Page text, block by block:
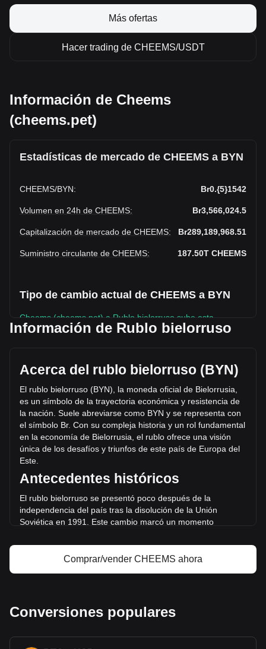
Más ofertas
Hacer trading de CHEEMS/USDT
Información de Cheems
(cheems.pet)
Estadísticas de mercado de CHEEMS a BYN
CHEEMS/BYN: Br0.{5}1542
Volumen en 24h de CHEEMS: Br3,566,024.5
Capitalización de mercado de CHEEMS: Br289,189,968.51
Suministro circulante de CHEEMS: 187.50T CHEEMS
Tipo de cambio actual de CHEEMS a BYN
Cheems (cheems.pet) a Rublo bielorruso sube esta
semana.
Br0.CHEEMS1542 por CHEEMS y tiene una capitalización
de mercado total de Br289,189,968.51 BYN basada en un
suministro circulante de 187,495,040,000,000 {5}. El
volumen de trading de Cheems (cheems.pet) se modificó
en un +85.97% (Br1,648,474.03 BYN) en las últimas 24
horas. El último día de trading, el volumen de operaciones
de CHEEMS fue Br1,917,550.47.
Más información acerca de Cheems
(cheems.pet) en Bitget
Precio de Cheems (cheems.pet)
Predicción de precios de Cheems (cheems.pet)
¿Qué es Cheems (cheems.pet) (CHEEMS)?
Información de Rublo bielorruso
Acerca del rublo bielorruso (BYN)
El rublo bielorruso (BYN), la moneda oficial de Bielorrusia,
es un símbolo de la trayectoria económica y resistencia de
la nación. Suele abreviarse como BYN y se representa con
el símbolo Br. Con su compleja historia y un rol fundamental
en la economía de Bielorrusia, el rublo ofrece una visión
única de los desafíos y triunfos de este país de Europa del
Este.
Antecedentes históricos
El rublo bielorruso se presentó poco después de la
independencia del país tras la disolución de la Unión
Soviética en 1991. Este cambio marcó un momento
establecer su propia identidad y autonomía económica. Los
primeros años del rublo estuvieron marcados por la
Diseño y simbolismo
Comprar/vender CHEEMS ahora
Conversiones populares